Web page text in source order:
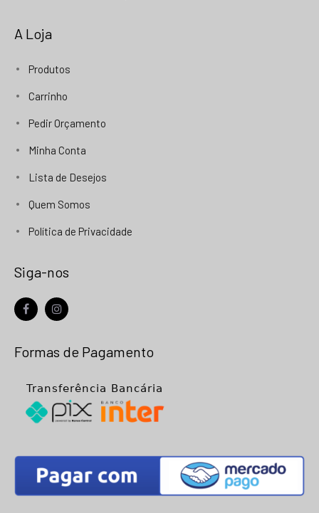
A Loja
Produtos
Carrinho
Pedir Orçamento
Minha Conta
Lista de Desejos
Quem Somos
Política de Privacidade
Siga-nos
Formas de Pagamento